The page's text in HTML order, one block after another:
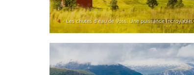
4- Les chutes d'eau de Voss. Une puissance incroyable.